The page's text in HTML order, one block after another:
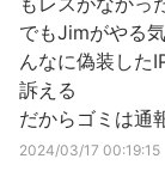
でもJimがやる
んなに偽装した
訴える
だからゴミは通
2024/03/17 00:19:15